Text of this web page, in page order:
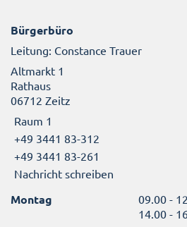
Bürgerbüro
Leitung: Constance Trauer
Altmarkt 1
Rathaus
06712 Zeitz
Raum 1
+49 3441 83-312
+49 3441 83-261
Nachricht schreiben
Montag
09.00 -
14.00 -